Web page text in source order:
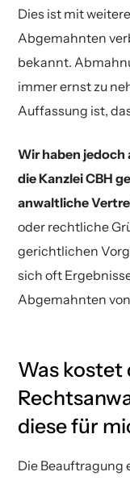
Dies ist mit
Abgemahnten
bekannt.
immer ernst zu
Auffassung ist,
Wir haben jedoch
die Kanzlei CBH
anwaltliche
oder rechtliche
gerichtlichen
sich oft
Abgemahnten
Was kostet
diese für
Die Beauftragung